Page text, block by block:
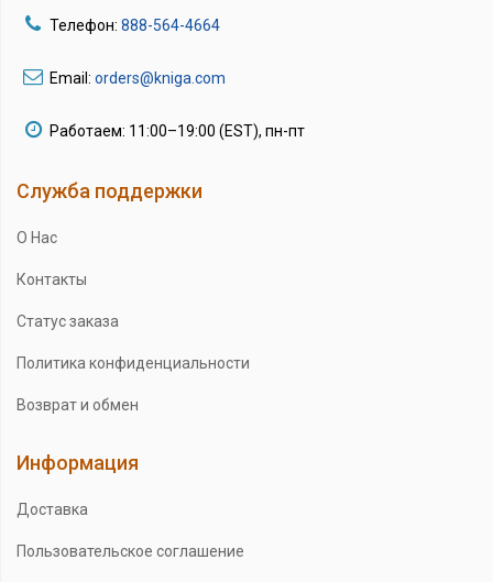
Телефон: 888-564-4664
Email: orders@kniga.com
Работаем: 11:00–19:00 (EST), пн-пт
Служба поддержки
О Нас
Контакты
Статус заказа
Политика конфиденциальности
Возврат и обмен
Информация
Доставка
Пользовательское соглашение